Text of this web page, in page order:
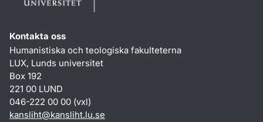
Kontakta oss
Humanistiska och teologiska fakulteterna
LUX, Lunds universitet
Box 192
221 00 LUND
046-222 00 00 (vxl)
kansliht@kansliht.lu.se